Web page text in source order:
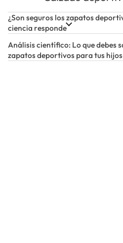
¿Son seguros los zapatos
ciencia responde
Análisis científico: Lo que debes
zapatos deportivos para tus